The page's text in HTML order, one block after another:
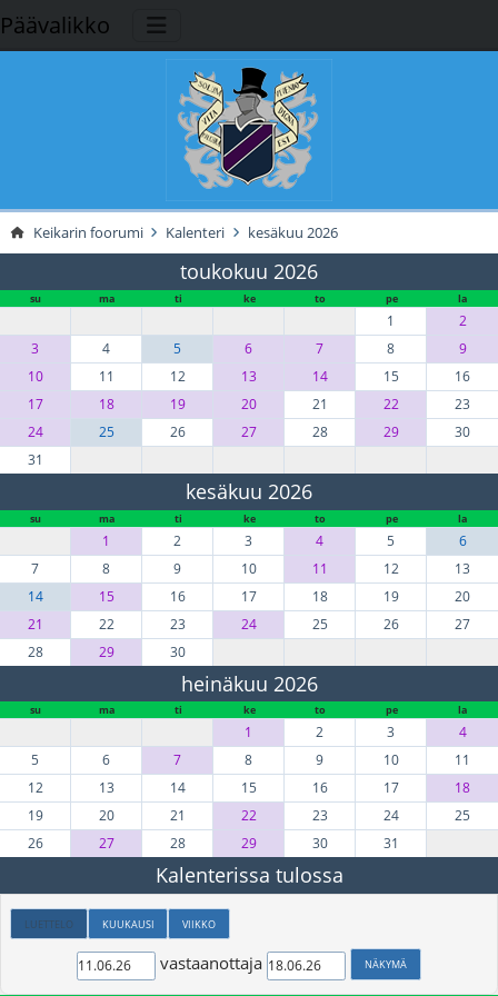
Päävalikko
Keikarin foorumi Kalenteri kesäkuu 2026
toukokuu 2026
su ma ti ke to pe la
1
2
3
4 5 6 7 8
9
10
11 12 13 14 15
16
17
18 19 20 21 22
23
24
25 26 27 28 29
30
31
kesäkuu 2026
su ma ti ke to pe la
1 2 3 4 5
6
7
8 9 10 11 12
13
14
15 16 17 18 19
20
21
22 23 24 25 26
27
28
29 30
heinäkuu 2026
su ma ti ke to pe la
1 2 3
4
5
6 7 8 9 10
11
12
13 14 15 16 17
18
19
20 21 22 23 24
25
26
27 28 29 30 31
Kalenterissa tulossa
LUETTELO KUUKAUSI VIIKKO
vastaanottaja